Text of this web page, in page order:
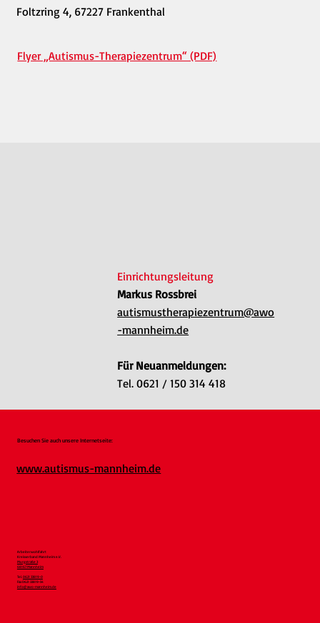
Foltzring 4, 67227 Frankenthal
Flyer „Autismus-Therapiezentrum“ (PDF)
Besuchen Sie auch unsere Internetseite:
www.autismus-mannheim.de
Einrichtungsleitung
Markus Rossbrei
autismustherapiezentrum@awo
-mannheim.de
Für Neuanmeldungen:
Tel. 0621 / 150 314 418
Arbeiterwohlfahrt
Kreisverband Mannheim e.V.
Murgstraße 3
68167 Mannheim
Tel. 0621 33819-0
Fax 0621 33819-54
info@awo-mannheim.de